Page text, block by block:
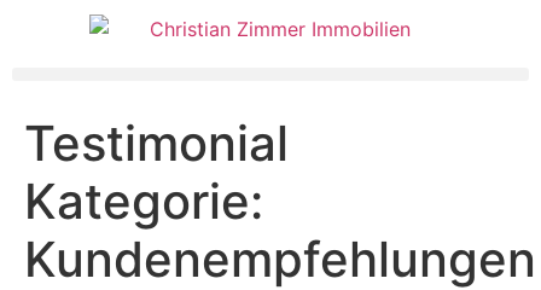
Testimonial
Kategorie:
Kundenempfehlungen